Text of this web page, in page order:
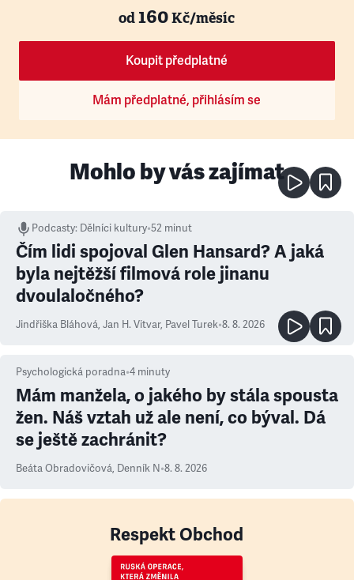
od160Kč/měsíc
Koupit předplatné
Mám předplatné, přihlásím se
Mohlo by vás zajímat
Podcasty: Dělníci kultury•52 minut
Čím lidi spojoval Glen Hansard? A jaká
byla nejtěžší filmová role jinanu
dvoulaločného?
Jindřiška Bláhová, Jan H. Vitvar, Pavel Turek•8. 8. 2026
Psychologická poradna•4 minuty
Mám manžela, o jakého by stála spousta
žen. Náš vztah už ale není, co býval. Dá
se ještě zachránit?
Beáta Obradovičová, Denník N•8. 8. 2026
Respekt Obchod